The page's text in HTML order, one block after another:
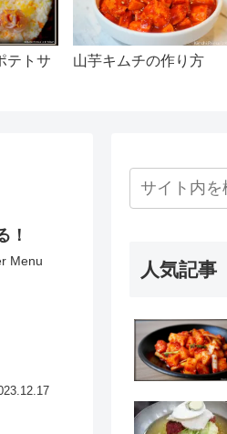
テトサ
山芋キムチの作り方
！
Menu
人気記事